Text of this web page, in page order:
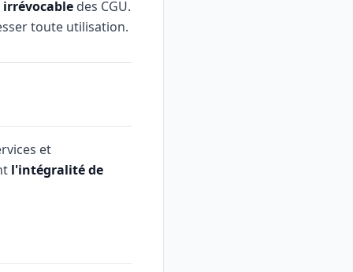
des CGU.
toute utilisation.
et
l'intégralité de